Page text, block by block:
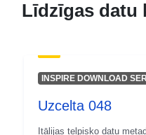
Ģeogrāfiskā
Identifikatori:
Līdzīgas datu
INSPIRE DOWNLOAD
Uzcelta 048
Itālijas telpisko datu